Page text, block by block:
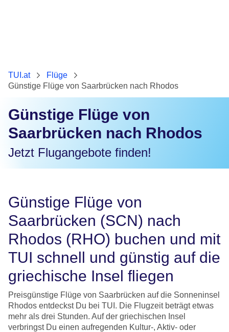
TUI.at
Flüge
Günstige Flüge von Saarbrücken nach Rhodos
Günstige Flüge von
Saarbrücken nach Rhodos
Jetzt Flugangebote finden!
Günstige Flüge von
Saarbrücken (SCN) nach
Rhodos (RHO) buchen und mit
TUI schnell und günstig auf die
griechische Insel fliegen
Preisgünstige Flüge von Saarbrücken auf die Sonneninsel
Rhodos entdeckst Du bei TUI. Die Flugzeit beträgt etwas
mehr als drei Stunden. Auf der griechischen Insel
verbringst Du einen aufregenden Kultur-, Aktiv- oder